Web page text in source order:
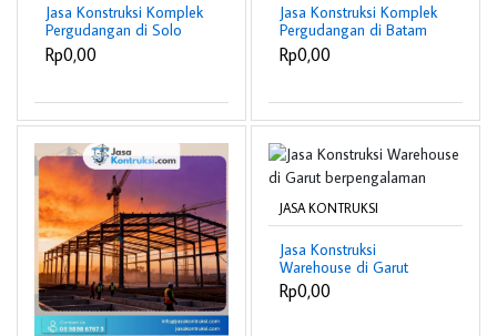
Jasa Konstruksi Komplek
Pergudangan di Solo
berpengalaman
Rp0,00
Jasa Konstruksi Komplek
Pergudangan di Batam
berpengalaman
Rp0,00
JASA KONTRUKSI
Jasa Konstruksi
Warehouse di Garut
berpengalaman
Rp0,00